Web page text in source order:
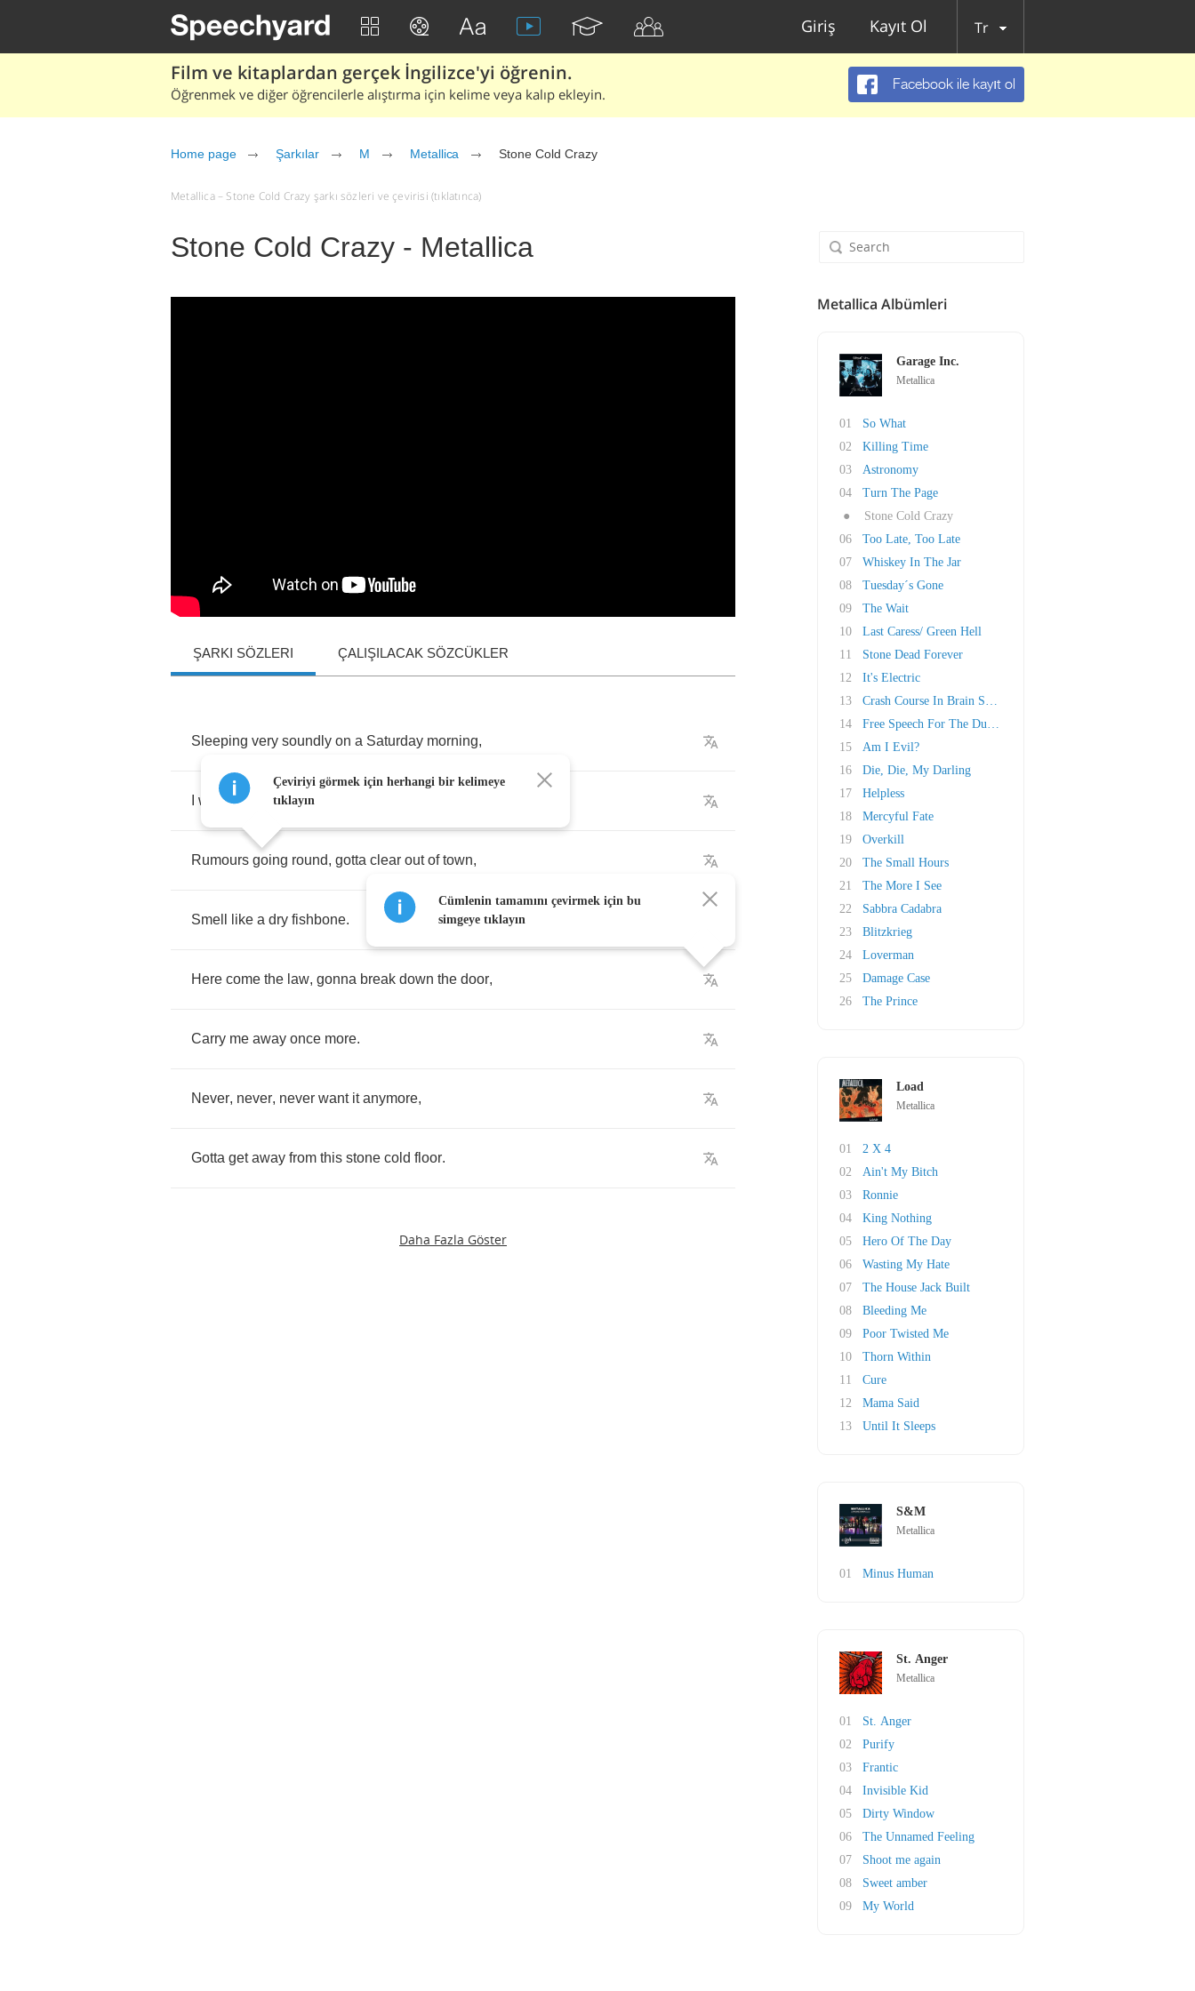
Giriş Kayıt Ol Tr
Film ve kitaplardan gerçek İngilizce'yi öğrenin.
Öğrenmek ve diğer öğrencilerle alıştırma için kelime veya kalıp ekleyin.
Facebook ile kayıt ol
Home page Şarkılar M Metallica Stone Cold Crazy
Metallica – Stone Cold Crazy şarkı sözleri ve çevirisi (tıklatınca)
Stone Cold Crazy - Metallica
ŞARKI SÖZLERI ÇALIŞILACAK SÖZCÜKLER
Sleeping very soundly on a Saturday morning,
was dreaming I was
Rumours going round, gotta clear out of town,
Smell like a dry fishbone.
Here come the law, gonna break down the door,
Carry me away once more.
Never, never, never want it anymore,
Gotta get away from this stone cold floor.
Daha Fazla Göster
Çeviriyi görmek için herhangi bir kelimeye
tıklayın
Cümlenin tamamını çevirmek için bu
simgeye tıklayın
Metallica Albümleri
Garage Inc.
Metallica
01
So What
02
Killing Time
03
Astronomy
04
Turn The Page
●
Stone Cold Crazy
06
Too Late, Too Late
07
Whiskey In The Jar
08
Tuesday´s Gone
09
The Wait
10
Last Caress/ Green Hell
11
Stone Dead Forever
12
It's Electric
13
Crash Course In Brain Surgery
14
Free Speech For The Dumb
15
Am I Evil?
16
Die, Die, My Darling
17
Helpless
18
Mercyful Fate
19
Overkill
20
The Small Hours
21
The More I See
22
Sabbra Cadabra
23
Blitzkrieg
24
Loverman
25
Damage Case
26
The Prince
Load
Metallica
01
2 X 4
02
Ain't My Bitch
03
Ronnie
04
King Nothing
05
Hero Of The Day
06
Wasting My Hate
07
The House Jack Built
08
Bleeding Me
09
Poor Twisted Me
10
Thorn Within
11
Cure
12
Mama Said
13
Until It Sleeps
S&M
Metallica
01 Minus Human
St. Anger
Metallica
01
St. Anger
02
Purify
03
Frantic
04
Invisible Kid
05
Dirty Window
06
The Unnamed Feeling
07
Shoot me again
08
Sweet amber
09
My World